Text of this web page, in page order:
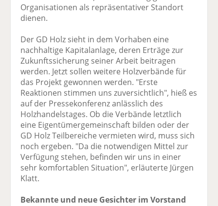
Organisationen als repräsentativer Standort
dienen.
Der GD Holz sieht in dem Vorhaben eine
nachhaltige Kapitalanlage, deren Erträge zur
Zukunftssicherung seiner Arbeit beitragen
werden. Jetzt sollen weitere Holzverbände für
das Projekt gewonnen werden. "Erste
Reaktionen stimmen uns zuversichtlich", hieß es
auf der Pressekonferenz anlässlich des
Holzhandelstages. Ob die Verbände letztlich
eine Eigentümergemeinschaft bilden oder der
GD Holz Teilbereiche vermieten wird, muss sich
noch ergeben. "Da die notwendigen Mittel zur
Verfügung stehen, befinden wir uns in einer
sehr komfortablen Situation", erläuterte Jürgen
Klatt.
Bekannte und neue Gesichter im Vorstand